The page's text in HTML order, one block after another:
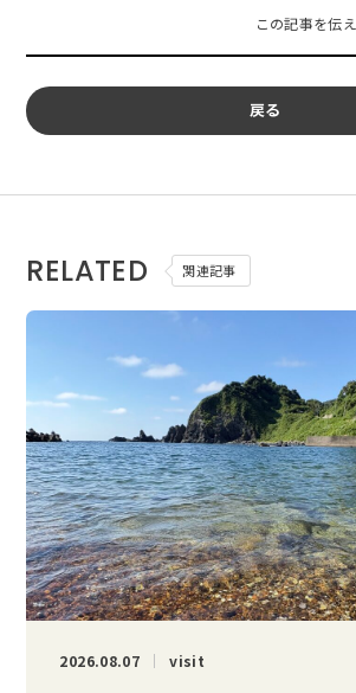
戻る
RELATED 関連記事
2026.08.07 visit